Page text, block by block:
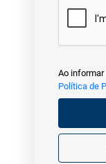
Ao
Política de